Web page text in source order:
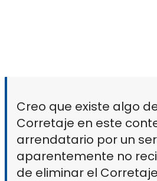
Creo que existe algo
Corretaje en este
arrendatario por un
aparentemente no
de eliminar el